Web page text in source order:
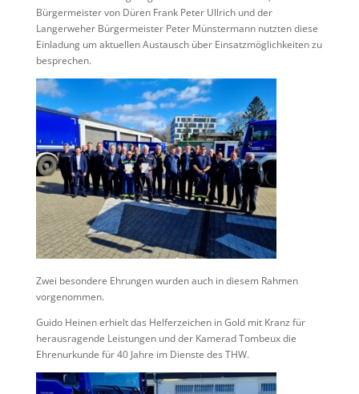
Bürgermeister von Düren Frank Peter Ullrich und der
Langerweher Bürgermeister Peter Münstermann nutzten diese
Einladung um aktuellen Austausch über Einsatzmöglichkeiten zu
besprechen.
Zwei besondere Ehrungen wurden auch in diesem Rahmen
vorgenommen.
Guido Heinen erhielt das Helferzeichen in Gold mit Kranz für
herausragende Leistungen und der Kamerad Tombeux die
Ehrenurkunde für 40 Jahre im Dienste des THW.